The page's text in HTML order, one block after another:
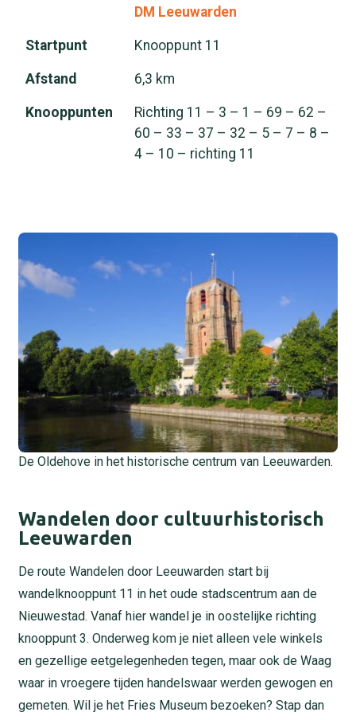
DM Leeuwarden
Startpunt Knooppunt 11
Afstand 6,3 km
Knooppunten
Richting 11 – 3 – 1 – 69 – 62 –
60 – 33 – 37 – 32 – 5 – 7 – 8 –
4 – 10 – richting 11
De Oldehove in het historische centrum van Leeuwarden.
Wandelen door cultuurhistorisch
Leeuwarden
De route Wandelen door Leeuwarden start bij
wandelknooppunt 11 in het oude stadscentrum aan de
Nieuwestad. Vanaf hier wandel je in oostelijke richting
knooppunt 3. Onderweg kom je niet alleen vele winkels
en gezellige eetgelegenheden tegen, maar ook de Waag
waar in vroegere tijden handelswaar werden gewogen en
gemeten. Wil je het Fries Museum bezoeken? Stap dan